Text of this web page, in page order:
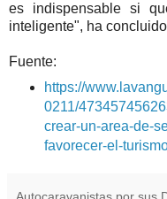
es indispensable si
inteligente", ha
Fuente:
https://
0211/
crear-un-area-de-
favorecer-el-